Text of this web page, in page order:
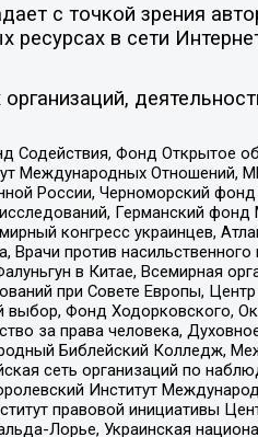
с точкой зрения
в сети
Фонд Открытое
Отношений,
России, Черноморский фонд
Германский
конгресс украинцев,
против насильственного
в Китае, Всемирная
при Совете Европы,
выбор, Фонд Ходорковского,
за права человека,
Библейский Колледж,
сеть организаций по
Институт
правовой инициативы
Лорье, Украинская